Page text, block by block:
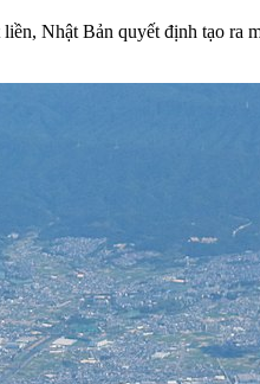
Nhật Bản quyết định tạo ra